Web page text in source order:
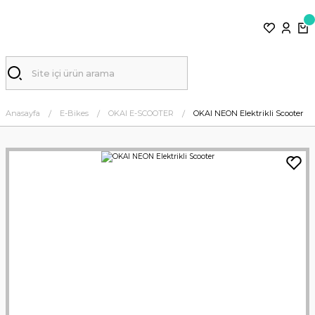
Anasayfa E-Bikes OKAI E-SCOOTER OKAI NEON Elektrikli Scooter